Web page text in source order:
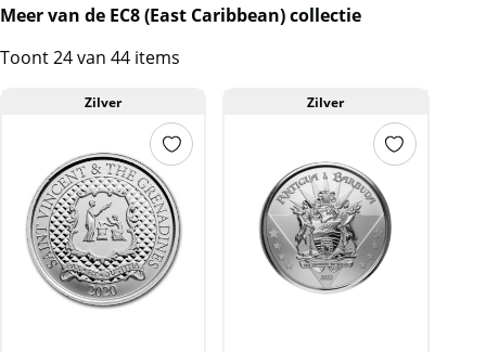
website is inclusief btw.
Meer van de EC8 (East Caribbean) collectie
Toont 24 van 44 items
Zilver Zilver